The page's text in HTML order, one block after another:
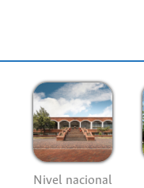
Nivel nacional